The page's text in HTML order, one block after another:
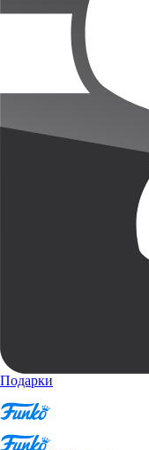
Подарки